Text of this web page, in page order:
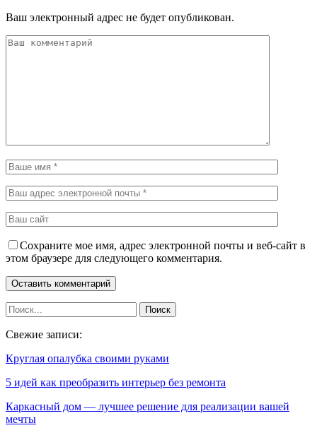
Ваш электронный адрес не будет опубликован.
Сохраните мое имя, адрес электронной почты и веб-сайт в
этом браузере для следующего комментария.
Свежие записи:
Круглая опалубка своими руками
5 идей как преобразить интерьер без ремонта
Каркасный дом — лучшее решение для реализации вашей
мечты